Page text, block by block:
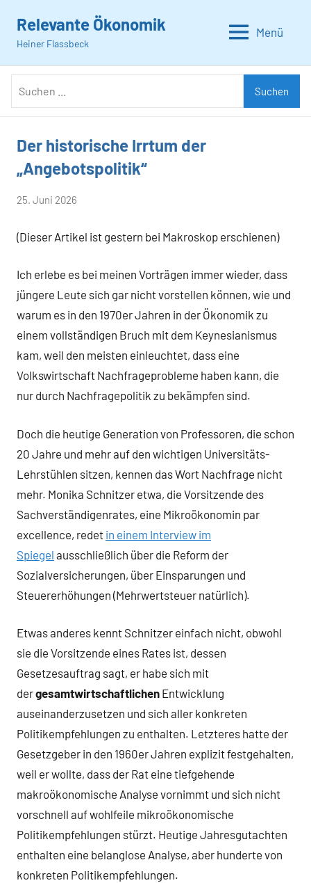
Inhalt
springen
Relevante Ökonomik
Heiner Flassbeck
Menü
Suchen
Allgemein
Der historische Irrtum der
„Angebotspolitik“
von
Flassbeck
25. Juni 2026
(Dieser Artikel ist gestern bei Makroskop erschienen)
Ich erlebe es bei meinen Vorträgen immer wieder, dass
jüngere Leute sich gar nicht vorstellen können, wie und
warum es in den 1970er Jahren in der Ökonomik zu
einem vollständigen Bruch mit dem Keynesianismus
kam, weil den meisten einleuchtet, dass eine
Volkswirtschaft Nachfrageprobleme haben kann, die
nur durch Nachfragepolitik zu bekämpfen sind.
Doch die heutige Generation von Professoren, die schon
20 Jahre und mehr auf den wichtigen Universitäts-
Lehrstühlen sitzen, kennen das Wort Nachfrage nicht
mehr. Monika Schnitzer etwa, die Vorsitzende des
Sachverständigenrates, eine Mikroökonomin par
excellence, redet in einem Interview im
Spiegel ausschließlich über die Reform der
Sozialversicherungen, über Einsparungen und
Steuererhöhungen (Mehrwertsteuer natürlich).
Etwas anderes kennt Schnitzer einfach nicht, obwohl
sie die Vorsitzende eines Rates ist, dessen
Gesetzesauftrag sagt, er habe sich mit
dergesamtwirtschaftlichen Entwicklung
auseinanderzusetzen und sich aller konkreten
Politikempfehlungen zu enthalten. Letzteres hatte der
Gesetzgeber in den 1960er Jahren explizit festgehalten,
weil er wollte, dass der Rat eine tiefgehende
makroökonomische Analyse vornimmt und sich nicht
vorschnell auf wohlfeile mikroökonomische
Politikempfehlungen stürzt. Heutige Jahresgutachten
enthalten eine belanglose Analyse, aber hunderte von
konkreten Politikempfehlungen.